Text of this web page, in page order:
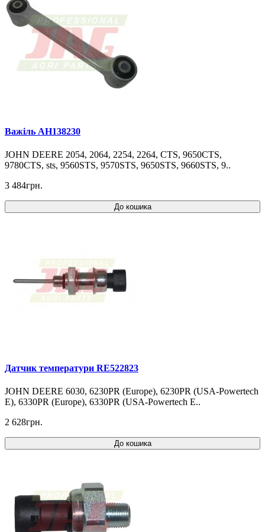
Важіль AH138230
JOHN DEERE 2054, 2064, 2254, 2264, CTS, 9650CTS,
9780CTS, sts, 9560STS, 9570STS, 9650STS, 9660STS, 9..
3 484грн.
До кошика
Датчик температури RE522823
JOHN DEERE 6030, 6230PR (Europe), 6230PR (USA-Powertech
E), 6330PR (Europe), 6330PR (USA-Powertech E..
2 628грн.
До кошика